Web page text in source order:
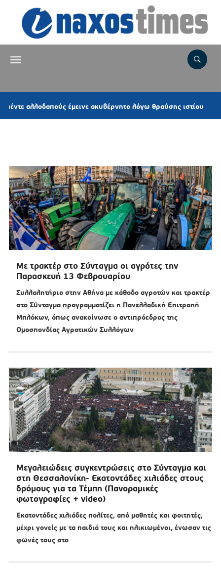
έμεινε ακυβέρνητο λόγω θραύσης ιστίου 2
Με τρακτέρ στο Σύνταγμα οι αγρότες την
Παρασκευή 13 Φεβρουαρίου
Συλλαλητήριο στην Αθήνα με κάθοδο αγροτών και τρακτέρ
στο Σύνταγμα προγραμματίζει η Πανελλαδική Επιτροπή
Μπλόκων, όπως ανακοίνωσε ο αντιπρόεδρος της
Ομοσπονδίας Αγροτικών Συλλόγων
Μεγαλειώδεις συγκεντρώσεις στο Σύνταγμα και
στη Θεσσαλονίκη- Εκατοντάδες χιλιάδες στους
δρόμους για τα Τέμπη (Πανοραμικές
φωτογραφίες + video)
Εκατοντάδες χιλιάδες πολίτες, από μαθητές και φοιτητές,
μέχρι γονείς με τα παιδιά τους και ηλικιωμένοι, ένωσαν τις
φωνές τους στο